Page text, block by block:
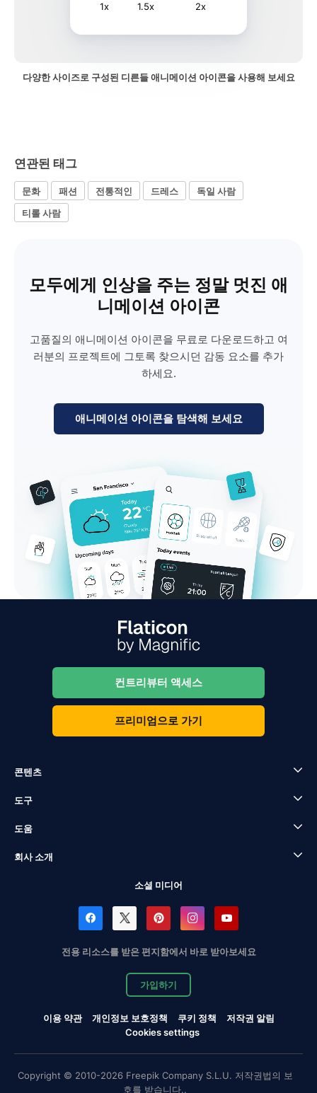
1x 1.5x 2x
다양한 사이즈로 구성된 디른들 애니메이션 아이콘을 사용해 보세요
연관된 태그
문화 패션 전통적인 드레스
독일 사람
티롤 사람
모두에게 인상을 주는 정말 멋진 애
니메이션 아이콘
고품질의 애니메이션 아이콘을 무료로 다운로드하고 여
러분의 프로젝트에 그토록 찾으시던 감동 요소를 추가
하세요.
애니메이션 아이콘을 탐색해 보세요
컨트리뷰터 액세스
프리미엄으로 가기
콘텐츠
도구
도움
회사 소개
소셜 미디어
전용 리소스를 받은 편지함에서 바로 받아보세요
가입하기
이용 약관 개인정보 보호정책 쿠키 정책
저작권 알림
Cookies settings
Copyright © 2010-2026 Freepik Company S.L.U. 저작권법의 보
호를 받습니다..